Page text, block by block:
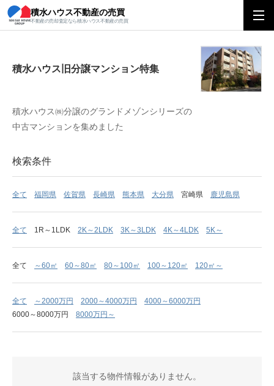
積水ハウス不動産の売買
不動産の売却査定なら積水ハウス不動産の売買
積水ハウス旧分譲マンション特集
積水ハウス旧分譲マンション特集
積水ハウス㈱分譲のグランドメゾンシリーズの
中古マンションを集めました
検索条件
全て 福岡県 佐賀県 長崎県 熊本県 大分県 宮崎県 鹿児島県
全て 1R～1LDK 2K～2LDK 3K～3LDK 4K～4LDK 5K～
全て ～60㎡ 60～80㎡ 80～100㎡ 100～120㎡ 120㎡～
全て ～2000万円 2000～4000万円
4000～6000万円
6000～8000万円
8000万円～
該当する物件情報がありません。